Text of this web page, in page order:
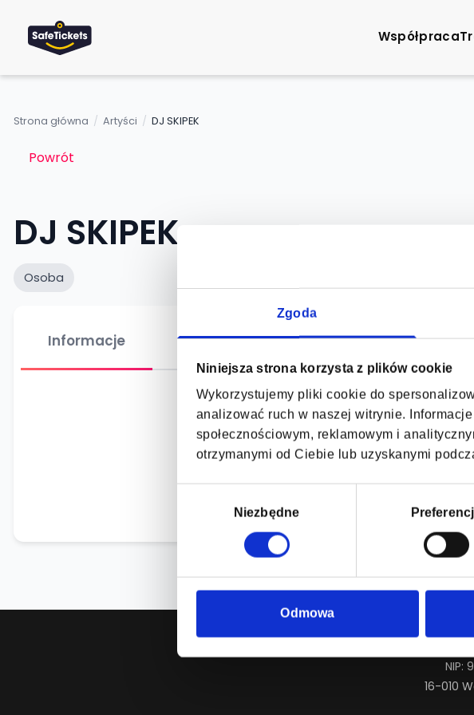
Zgoda
Niniejsza strona korzysta z plików cookie
Wykorzystujemy pliki cookie do
analizować ruch w naszej witrynie.
społecznościowym, reklamowym i
otrzymanymi od Ciebie lub uzyskanymi
Niezbędne
Odmowa
Współpraca
Strona główna / Artyści / DJ SKIPEK
Powrót
DJ SKIPEK
Osoba
Informacje
Brak szczegółowych informacji o
NIP:
16-010